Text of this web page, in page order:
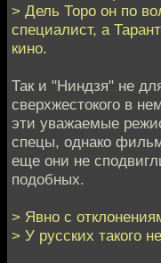
> Дель Торо он по
специалист, а
кино.
Так и "Ниндзя" не
сверхжестокого в
эти уважаемые
спецы, однако
еще они не
подобных.
> Явно с
> У русских такого